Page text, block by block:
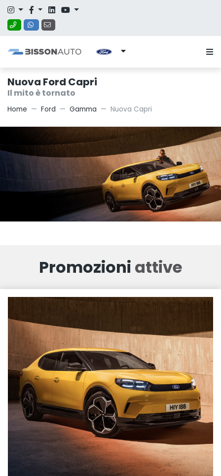
Nuova Ford Capri
Il mito è tornato
Home Ford Gamma Nuova Capri
Promozioni attive